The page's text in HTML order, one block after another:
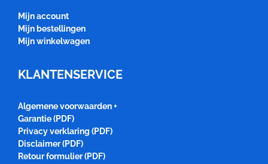
Mijn account
Mijn bestellingen
Mijn winkelwagen
KLANTENSERVICE
Algemene voorwaarden +
Garantie (PDF)
Privacy verklaring (PDF)
Disclaimer (PDF)
Retour formulier (PDF)